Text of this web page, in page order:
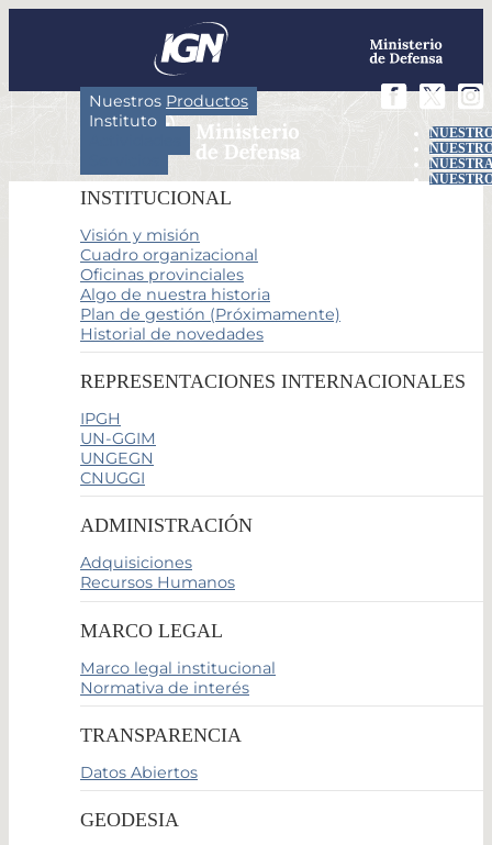
Nuestros Productos
Instituto
INSTITUCIONAL
Visión y misión
Cuadro organizacional
Oficinas provinciales
Algo de nuestra historia
Plan de gestión (Próximamente)
Historial de novedades
REPRESENTACIONES INTERNACIONALES
IPGH
UN-GGIM
UNGEGN
CNUGGI
ADMINISTRACIÓN
Adquisiciones
Recursos Humanos
MARCO LEGAL
Marco legal institucional
Normativa de interés
TRANSPARENCIA
Datos Abiertos
GEODESIA